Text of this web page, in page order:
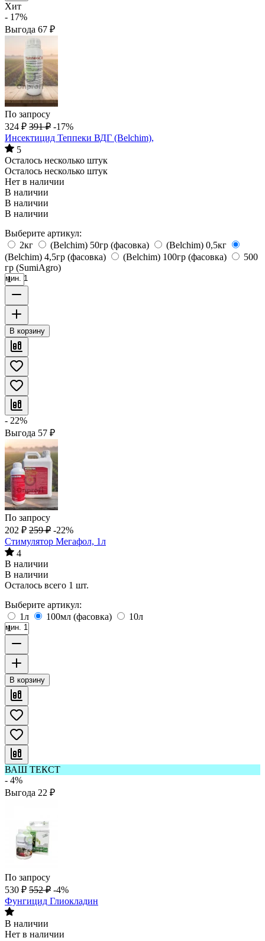
Хит
- 17%
Выгода 67 ₽
По запросу
324 ₽ 391 ₽ -17%
Инсектицид Теппеки ВДГ (Belchim),
5
Осталось несколько штук
Осталось несколько штук
Нет в наличии
В наличии
В наличии
В наличии
Выберите артикул:
2кг
(Belchim) 50гр (фасовка)
(Belchim) 0,5кг
(Belchim) 4,5гр (фасовка)
(Belchim) 100гр (фасовка)
500
гр (SumiAgro)
мин. 1
В корзину
- 22%
Выгода 57 ₽
По запросу
202 ₽ 259 ₽ -22%
Стимулятор Мегафол, 1л
4
В наличии
В наличии
Осталось всего 1 шт.
Выберите артикул:
1л
100мл (фасовка) 10л
мин. 1
В корзину
ВАШ ТЕКСТ
- 4%
Выгода 22 ₽
По запросу
530 ₽ 552 ₽ -4%
Фунгицид Глиокладин
В наличии
Нет в наличии